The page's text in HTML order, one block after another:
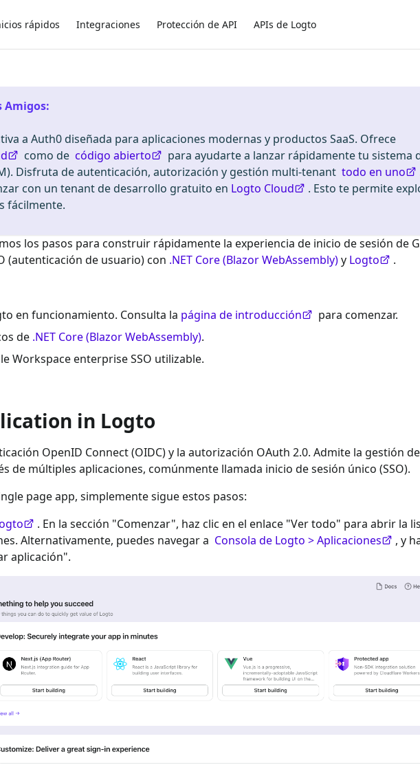
rápidos Integraciones Protección de API APIs de Logto
Amigos:
a Auth0 diseñada para aplicaciones modernas y productos SaaS. Ofrece
como de código abierto
para ayudarte a lanzar rápidamente tu sistema
Disfruta de autenticación, autorización y gestión multi-tenant todo en uno
con un tenant de desarrollo gratuito en Logto Cloud
. Esto te permite
fácilmente.
los pasos para construir rápidamente la experiencia de inicio de sesión de
(autenticación de usuario) con .NET Core (Blazor WebAssembly)y Logto
.
en funcionamiento. Consulta la página de introducción
para comenzar.
de .NET Core (Blazor WebAssembly).
Workspace enterprise SSO utilizable.
in Logto
OpenID Connect (OIDC) y la autorización OAuth 2.0. Admite la gestión de
de múltiples aplicaciones, comúnmente llamada inicio de sesión único (SSO).
page app, simplemente sigue estos pasos:
. En la sección "Comenzar", haz clic en el enlace "Ver todo" para abrir la
Alternativamente, puedes navegar a Consola de Logto > Aplicaciones
, y
aplicación".